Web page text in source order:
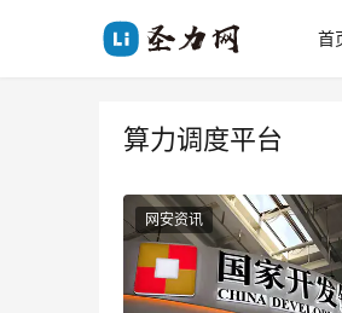
首
算力调度平台
网安资讯